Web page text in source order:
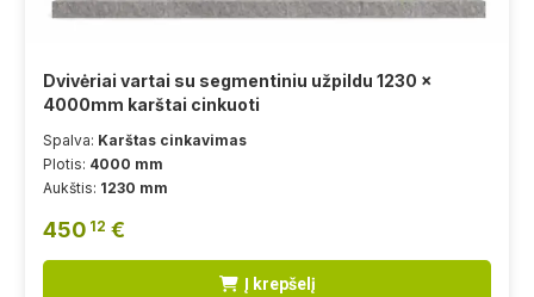
Dvivėriai vartai su segmentiniu užpildu 1230 x
4000mm karštai cinkuoti
Spalva: Karštas cinkavimas
Plotis: 4000 mm
Aukštis: 1230 mm
450 12 €
Į krepšelį